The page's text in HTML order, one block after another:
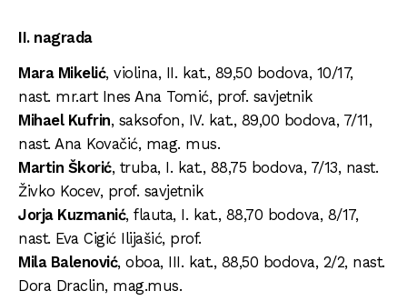
II. nagrada
Mara Mikelić, violina, II. kat., 89,50 bodova, 10/17,
nast. mr.art Ines Ana Tomić, prof. savjetnik
Mihael Kufrin, saksofon, IV. kat., 89,00 bodova, 7/11,
nast. Ana Kovačić, mag. mus.
Martin Škorić, truba, I. kat., 88,75 bodova, 7/13, nast.
Živko Kocev, prof. savjetnik
Jorja Kuzmanić, flauta, I. kat., 88,70 bodova, 8/17,
nast. Eva Cigić Ilijašić, prof.
Mila Balenović, oboa, III. kat., 88,50 bodova, 2/2, nast.
Dora Draclin, mag.mus.